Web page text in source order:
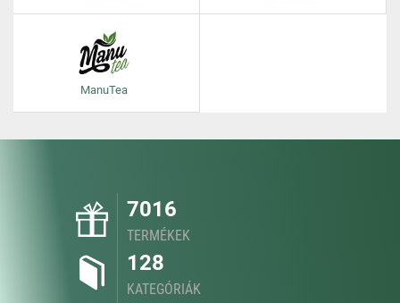
ManuTea
7016
TERMÉKEK
128
KATEGÓRIÁK